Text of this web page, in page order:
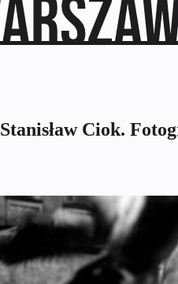
Stanisław Ciok.